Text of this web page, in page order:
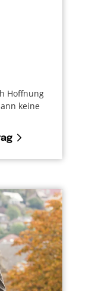
Hoffnung
keine